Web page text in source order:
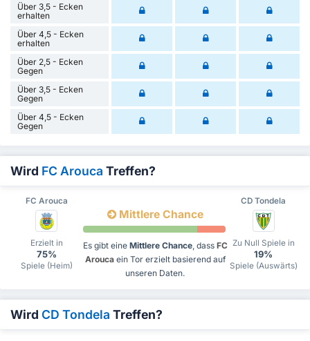
Über 3,5 - Ecken
erhalten
Über 4,5 - Ecken
erhalten
Über 2,5 - Ecken
Gegen
Über 3,5 - Ecken
Gegen
Über 4,5 - Ecken
Gegen
Wird FC Arouca Treffen?
FC Arouca CD Tondela
Erzielt in
75%
Spiele (Heim)
Mittlere Chance
Es gibt eine Mittlere Chance, dass FC
Aroucaein Tor erzielt basierend auf
unseren Daten.
Zu Null Spiele in
19%
Spiele (Auswärts)
Wird CD Tondela Treffen?